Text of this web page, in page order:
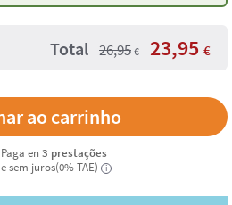
Total 26,95 € 23,95 €
Paga en3 prestações
e sem juros(0% TAE)
i